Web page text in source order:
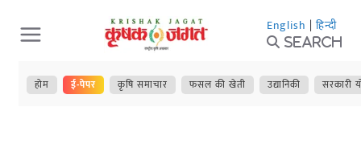
Skip
to
content
English | हिन्दी
Search
होम ई-पेपर कृषि समाचार फसल की खेती उद्यानिकी सरकारी